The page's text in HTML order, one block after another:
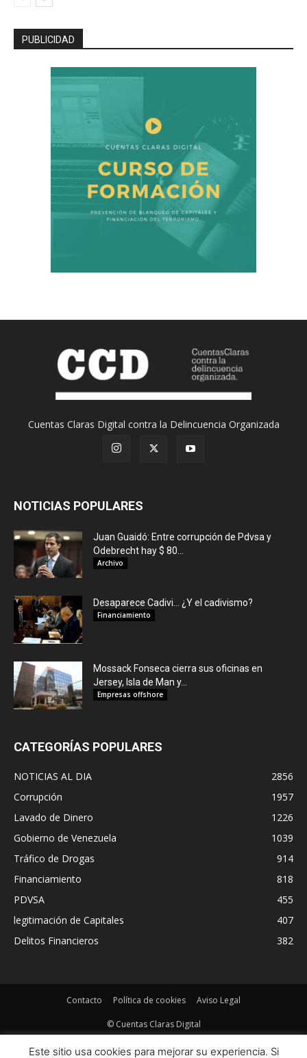
PUBLICIDAD
Cuentas Claras Digital contra la Delincuencia Organizada
NOTICIAS POPULARES
Juan Guaidó: Entre corrupción de Pdvsa y
Odebrecht hay $ 80...
Archivo
Desaparece Cadivi… ¿Y el cadivismo?
Financiamiento
Mossack Fonseca cierra sus oficinas en
Jersey, Isla de Man y...
Empresas offshore
CATEGORÍAS POPULARES
NOTICIAS AL DIA
2856
Corrupción
1957
Lavado de Dinero
1226
Gobierno de Venezuela
1039
Tráfico de Drogas
914
Financiamiento
818
PDVSA
455
legitimación de Capitales
407
Delitos Financieros
382
Contacto Política de cookies Aviso Legal
© Cuentas Claras Digital
Este sitio usa cookies para mejorar su experiencia. Si